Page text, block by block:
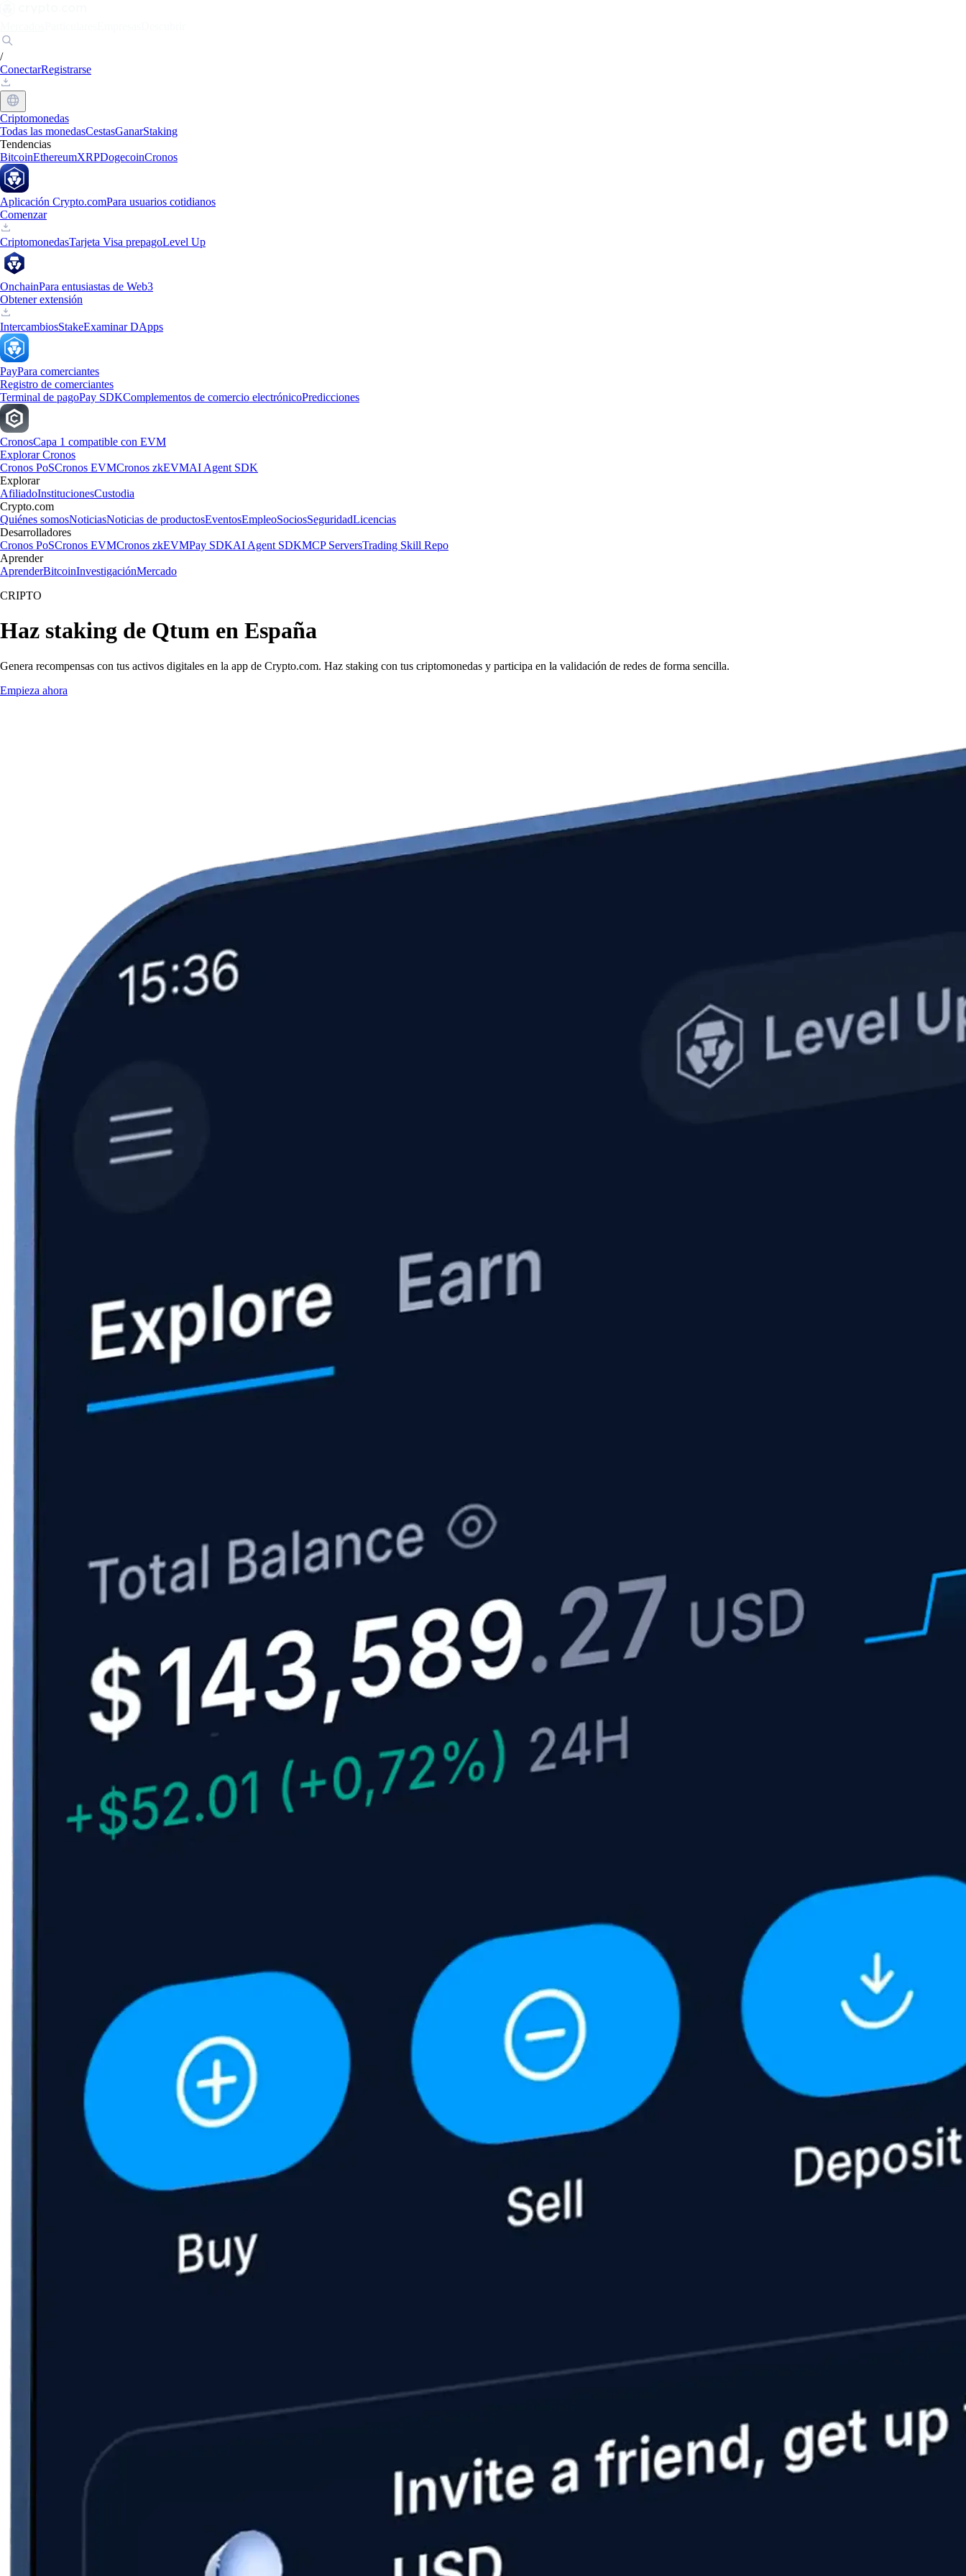
/
ConectarRegistrarse
Criptomonedas
Todas las monedasCestasGanarStaking
Tendencias
BitcoinEthereumXRPDogecoinCronos
Aplicación Crypto.comPara usuarios cotidianos
Comenzar
CriptomonedasTarjeta Visa prepagoLevel Up
OnchainPara entusiastas de Web3
Obtener extensión
IntercambiosStakeExaminar DApps
PayPara comerciantes
Registro de comerciantes
Terminal de pagoPay SDKComplementos de comercio electrónicoPredicciones
CronosCapa 1 compatible con EVM
Explorar Cronos
Cronos PoSCronos EVMCronos zkEVMAI Agent SDK
Explorar
AfiliadoInstitucionesCustodia
Crypto.com
Quiénes somosNoticiasNoticias de productosEventosEmpleoSociosSeguridadLicencias
Desarrolladores
Cronos PoSCronos EVMCronos zkEVMPay SDKAI Agent SDKMCP ServersTrading Skill Repo
Aprender
AprenderBitcoinInvestigaciónMercado
CRIPTO
Haz staking de Qtum en España
Genera recompensas con tus activos digitales en la app de Crypto.com. Haz staking con tus criptomonedas y participa en la validación de redes de forma sencilla.
Empieza ahora